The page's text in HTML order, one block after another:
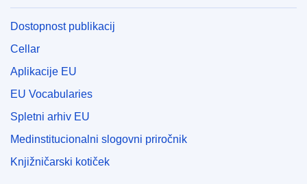
Dostopnost publikacij
Cellar
Aplikacije EU
EU Vocabularies
Spletni arhiv EU
Medinstitucionalni slogovni priročnik
Knjižničarski kotiček